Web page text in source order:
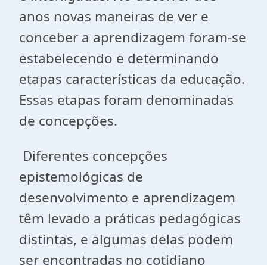
anos novas maneiras de ver e
conceber a aprendizagem foram-se
estabelecendo e determinando
etapas características da educação.
Essas etapas foram denominadas
de concepções.
Diferentes concepções
epistemológicas de
desenvolvimento e aprendizagem
têm levado a práticas pedagógicas
distintas, e algumas delas podem
ser encontradas no cotidiano